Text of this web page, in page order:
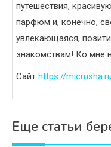
путешествия,
парфюм и, конечно,
увлекающаяся,
знакомствам! Ко мне
Сайт https://
Еще статьи